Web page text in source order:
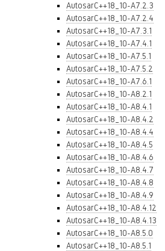
AutosarC++18_10-A7.2.3
AutosarC++18_10-A7.2.4
AutosarC++18_10-A7.3.1
AutosarC++18_10-A7.4.1
AutosarC++18_10-A7.5.1
AutosarC++18_10-A7.5.2
AutosarC++18_10-A7.6.1
AutosarC++18_10-A8.2.1
AutosarC++18_10-A8.4.1
AutosarC++18_10-A8.4.2
AutosarC++18_10-A8.4.4
AutosarC++18_10-A8.4.5
AutosarC++18_10-A8.4.6
AutosarC++18_10-A8.4.7
AutosarC++18_10-A8.4.8
AutosarC++18_10-A8.4.9
AutosarC++18_10-A8.4.12
AutosarC++18_10-A8.4.13
AutosarC++18_10-A8.5.0
AutosarC++18_10-A8.5.1